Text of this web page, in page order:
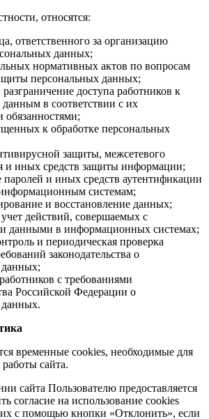
относятся:
ответственного за организацию
данных;
нормативных актов по вопросам
персональных данных;
доступа работников к
в соответствии с их
к обработке персональных
защиты, межсетевого
и иных средств защиты информации;
паролей и иных средств аутентификации
системам;
и восстановление данных;
действий, совершаемых с
данными в информационных системах;
и периодическая проверка
законодательства о
с требованиями
Российской Федерации о
временные cookies, необходимые для
сайта.
сайта Пользователю предоставляется
согласие на использование cookies
с помощью кнопки «Отклонить», если